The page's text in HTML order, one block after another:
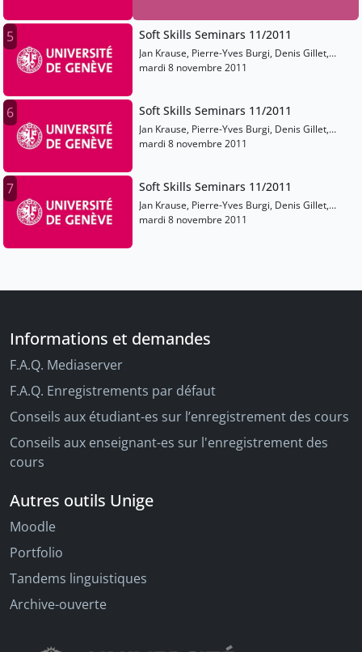
5 Soft Skills Seminars 11/2011
Jan Krause, Pierre-Yves Burgi, Denis Gillet,
Laurent Moccozet, Hervé Platteaux, Carole
mardi 8 novembre 2011
6 Soft Skills Seminars 11/2011
Jan Krause, Pierre-Yves Burgi, Denis Gillet,
Laurent Moccozet, Hervé Platteaux, Carole
mardi 8 novembre 2011
7 Soft Skills Seminars 11/2011
Jan Krause, Pierre-Yves Burgi, Denis Gillet,
Laurent Moccozet, Hervé Platteaux, Carole
mardi 8 novembre 2011
Informations et demandes
F.A.Q. Mediaserver
F.A.Q. Enregistrements par défaut
Conseils aux étudiant-es sur l’enregistrement des cours
Conseils aux enseignant-es sur l'enregistrement des
cours
Autres outils Unige
Moodle
Portfolio
Tandems linguistiques
Archive-ouverte